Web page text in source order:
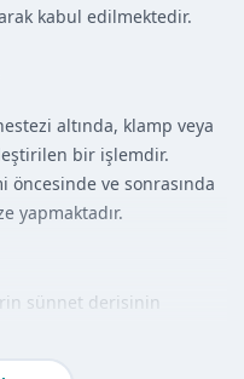
kabul edilmektedir.
altında, klamp veya
bir işlemdir.
öncesinde ve sonrasında
yapmaktadır.
sünnet derisinin